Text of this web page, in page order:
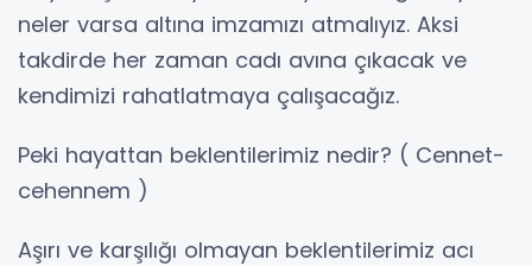
neler varsa altına imzamızı atmalıyız. Aksi
takdirde her zaman cadı avına çıkacak ve
kendimizi rahatlatmaya çalışacağız.
Peki hayattan beklentilerimiz nedir? ( Cennet-
cehennem )
Aşırı ve karşılığı olmayan beklentilerimiz acı